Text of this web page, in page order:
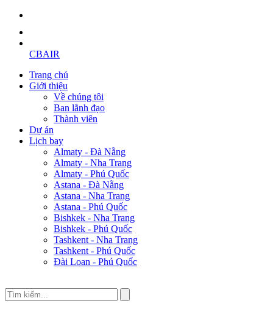
CBAIR
Trang chủ
Giới thiệu
Về chúng tôi
Ban lãnh đạo
Thành viên
Dự án
Lịch bay
Almaty - Đà Nẵng
Almaty - Nha Trang
Almaty - Phú Quốc
Astana - Đà Nẵng
Astana - Nha Trang
Astana - Phú Quốc
Bishkek - Nha Trang
Bishkek - Phú Quốc
Tashkent - Nha Trang
Tashkent - Phú Quốc
Đài Loan - Phú Quốc